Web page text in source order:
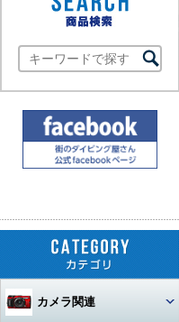
カメラ関連